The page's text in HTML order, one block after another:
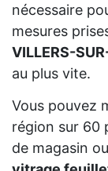
nécessaire
mesures
VILLERS-
au plus vite.
Vous pouvez
région sur 60
de magasin